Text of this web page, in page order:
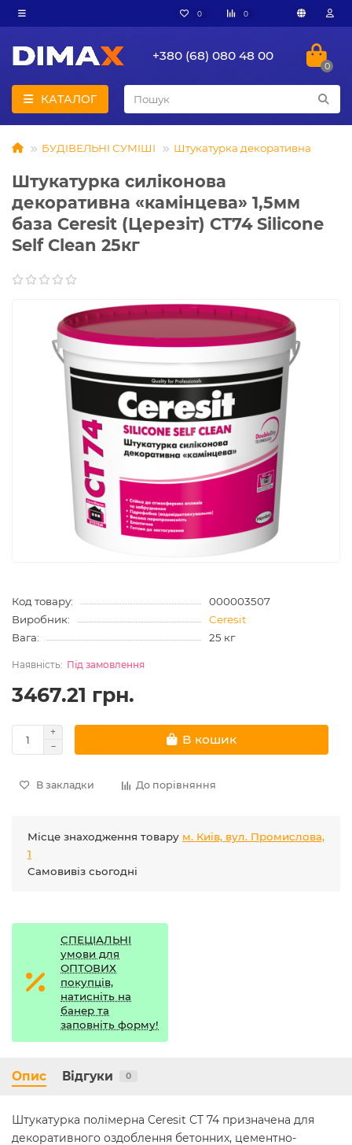
0 0
+380 (68) 080 48 00
0
КАТАЛОГ
БУДІВЕЛЬНІ СУМІШІ Штукатурка декоративна
Штукатурка силіконова
декоративна «камінцева» 1,5мм
база Ceresit (Церезіт) СТ74 Silicone
Self Clean 25кг
Код товару:
000003507
Виробник:
Ceresit
Вага:
25 кг
Під замовлення
3467.21 грн.
В кошик
В закладки До порівняння
Місце знаходження товару м. Київ, вул. Промислова,
1
Самовивіз сьогодні
СПЕЦІАЛЬНІ
умови для
ОПТОВИХ
покупців,
натисніть на
банер та
заповніть форму!
Опис Відгуки 0
Штукатурка полімерна Ceresit CT 74 призначена для
декоративного оздоблення бетонних, цементно-